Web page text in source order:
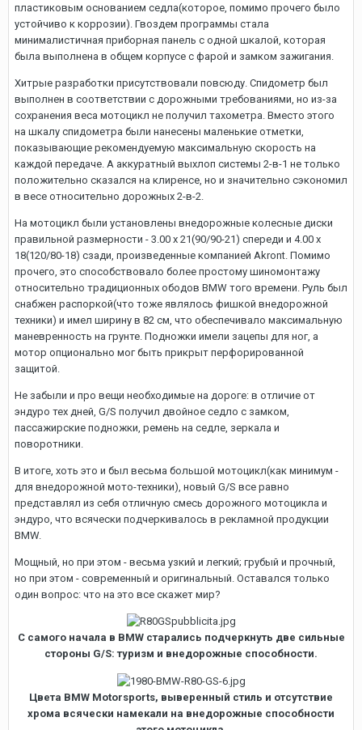
пластиковым основанием седла(которое, помимо прочего было
устойчиво к коррозии). Гвоздем программы стала
минималистичная приборная панель с одной шкалой, которая
была выполнена в общем корпусе с фарой и замком зажигания.
Хитрые разработки присутствовали повсюду. Спидометр был
выполнен в соответствии с дорожными требованиями, но из-за
сохранения веса мотоцикл не получил тахометра. Вместо этого
на шкалу спидометра были нанесены маленькие отметки,
показывающие рекомендуемую максимальную скорость на
каждой передаче. А аккуратный выхлоп системы 2-в-1 не только
положительно сказался на клиренсе, но и значительно сэкономил
в весе относительно дорожных 2-в-2.
На мотоцикл были установлены внедорожные колесные диски
правильной размерности - 3.00 x 21(90/90-21) спереди и 4.00 x
18(120/80-18) сзади, произведенные компанией Akront. Помимо
прочего, это способствовало более простому шиномонтажу
относительно традиционных ободов BMW того времени. Руль был
снабжен распоркой(что тоже являлось фишкой внедорожной
техники) и имел ширину в 82 см, что обеспечивало максимальную
маневренность на грунте. Подножки имели зацепы для ног, а
мотор опционально мог быть прикрыт перфорированной
защитой.
Не забыли и про вещи необходимые на дороге: в отличие от
эндуро тех дней, G/S получил двойное седло с замком,
пассажирские подножки, ремень на седле, зеркала и
поворотники.
В итоге, хоть это и был весьма большой мотоцикл(как минимум -
для внедорожной мото-техники), новый G/S все равно
представлял из себя отличную смесь дорожного мотоцикла и
эндуро, что всячески подчеркивалось в рекламной продукции
BMW.
Мощный, но при этом - весьма узкий и легкий; грубый и прочный,
но при этом - современный и оригинальный. Оставался только
один вопрос: что на это все скажет мир?
С самого начала в BMW старались подчеркнуть две сильные
стороны G/S: туризм и внедорожные способности.
Цвета BMW Motorsports, выверенный стиль и отсутствие
хрома всячески намекали на внедорожные способности